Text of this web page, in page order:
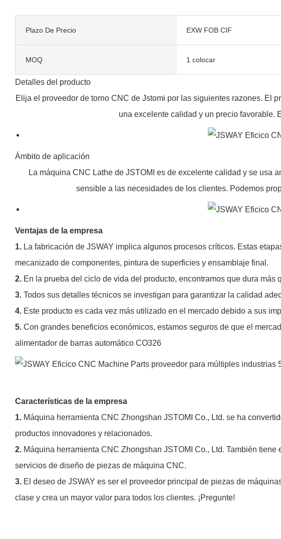
Plazo De Precio EXW FOB CIF
MOQ 1 colocar
Detalles del producto
Elija el proveedor de torno CNC de Jstomi por las siguientes razones. El
una excelente calidad y un precio favorable.
Ámbito de aplicación
La máquina CNC Lathe de JSTOMI es de excelente calidad y se usa
sensible a las necesidades de los clientes. Podemos
Ventajas de la empresa
1. La fabricación de JSWAY implica algunos procesos críticos. Estas
mecanizado de componentes, pintura de superficies y ensamblaje final.
2. En la prueba del ciclo de vida del producto, encontramos que dura más
3. Todos sus detalles técnicos se investigan para garantizar la calidad
4. Este producto es cada vez más utilizado en el mercado debido a sus
5. Con grandes beneficios económicos, estamos seguros de que el
alimentador de barras automático CO326
Características de la empresa
1. Máquina herramienta CNC Zhongshan JSTOMI Co., Ltd. se ha
productos innovadores y relacionados.
2. Máquina herramienta CNC Zhongshan JSTOMI Co., Ltd. También
servicios de diseño de piezas de máquina CNC.
3. El deseo de JSWAY es ser el proveedor principal de piezas de
clase y crea un mayor valor para todos los clientes. ¡Pregunte!